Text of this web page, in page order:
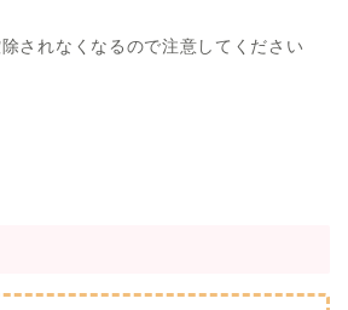
されなくなるので注意してください